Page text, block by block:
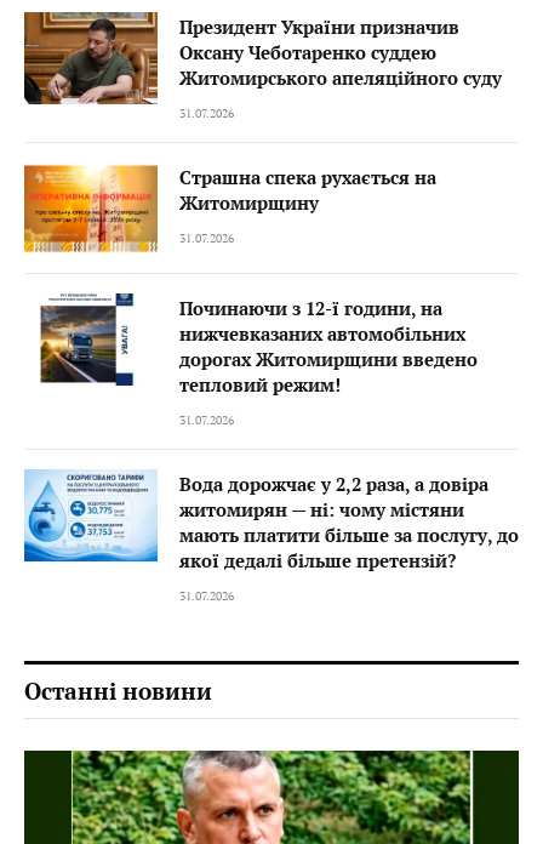
Президент України призначив
Оксану Чеботаренко суддею
Житомирського апеляційного суду
31.07.2026
Страшна спека рухається на
Житомирщину
31.07.2026
Починаючи з 12-ї години, на
нижчевказаних автомобільних
дорогах Житомирщини введено
тепловий режим!
31.07.2026
Вода дорожчає у 2,2 раза, а довіра
житомирян — ні: чому містяни
мають платити більше за послугу, до
якої дедалі більше претензій?
31.07.2026
Останні новини